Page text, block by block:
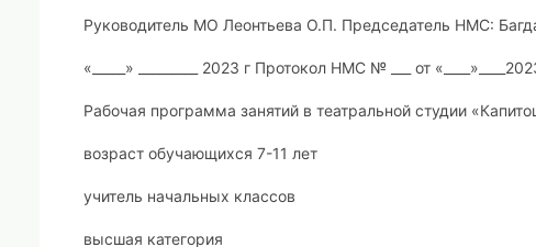
Руководитель МО Леонтьева О.П. Председатель НМС:
«_____» _________ 2023 г Протокол НМС № ___ от
Рабочая программа занятий в театральной студии
возраст обучающихся 7-11 лет
учитель начальных классов
высшая категория